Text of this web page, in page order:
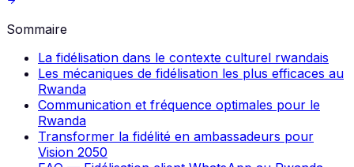
Sommaire
La fidélisation dans le contexte culturel rwandais
Les mécaniques de fidélisation les plus efficaces au
Rwanda
Communication et fréquence optimales pour le
Rwanda
Transformer la fidélité en ambassadeurs pour
Vision 2050